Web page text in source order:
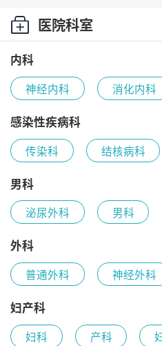
医院科室
内科
神经内科 消化内科
心血管内科
内分泌代谢科 呼吸
老年病科
感染性疾病科
传染科 结核病科
男科
泌尿外科 男科
外科
普通外科 神经外科
甲状腺乳腺外科
血管外科 疼痛麻醉
妇产科
妇科 产科